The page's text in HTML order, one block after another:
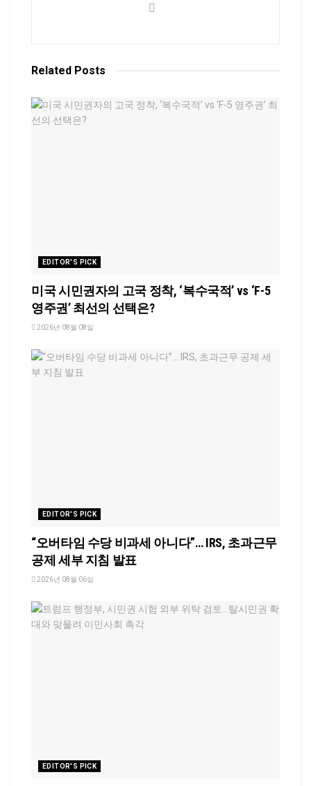
Related Posts
EDITOR'S PICK
미국 시민권자의 고국 정착, ‘복수국적’ vs ‘F-5
영주권’ 최선의 선택은?
2026년 08월 08일
EDITOR'S PICK
“오버타임 수당 비과세 아니다”… IRS, 초과근무
공제 세부 지침 발표
2026년 08월 06일
EDITOR'S PICK